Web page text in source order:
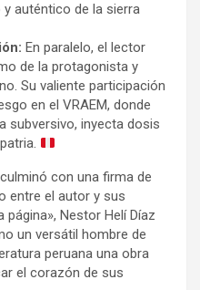
auténtico de la sierra
En paralelo, el lector
de la protagonista y
Su valiente participación
en el VRAEM, donde
subversivo, inyecta dosis
con una firma de
entre el autor y sus
Nestor Helí Díaz
un versátil hombre de
peruana una obra
el corazón de sus